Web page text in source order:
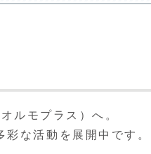
ルモプラス）へ。
な活動を展開中です。